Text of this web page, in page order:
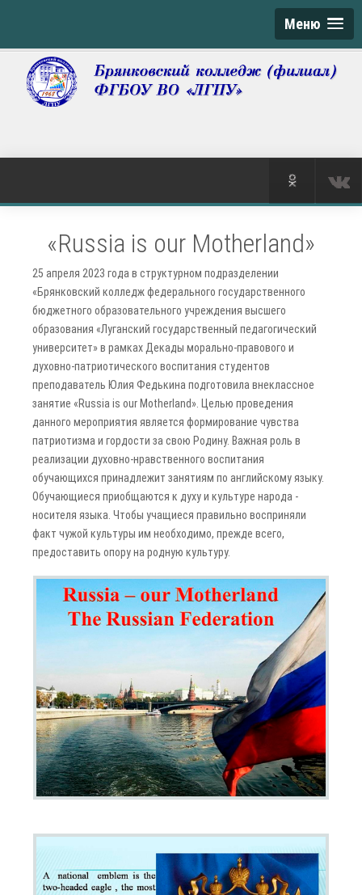
Меню
«Russia is our Motherland»
25 апреля 2023 года в структурном подразделении
«Брянковский колледж федерального государственного
бюджетного образовательного учреждения высшего
образования «Луганский государственный педагогический
университет» в рамках Декады морально-правового и
духовно-патриотического воспитания студентов
преподаватель Юлия Федькина подготовила внеклассное
занятие «Russia is our Motherland». Целью проведения
данного мероприятия является формирование чувства
патриотизма и гордости за свою Родину. Важная роль в
реализации духовно-нравственного воспитания
обучающихся принадлежит занятиям по английскому языку.
Обучающиеся приобщаются к духу и культуре народа -
носителя языка. Чтобы учащиеся правильно восприняли
факт чужой культуры им необходимо, прежде всего,
предоставить опору на родную культуру.